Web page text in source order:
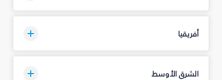
أفريقيا
الشرق الأوسط